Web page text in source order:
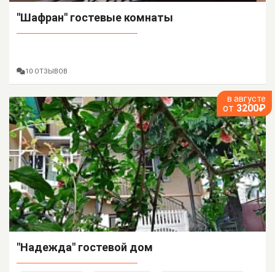
"Шафран" гостевые комнаты
10 ОТЗЫВОВ
в августе
от 3200₽
"Надежда" гостевой дом